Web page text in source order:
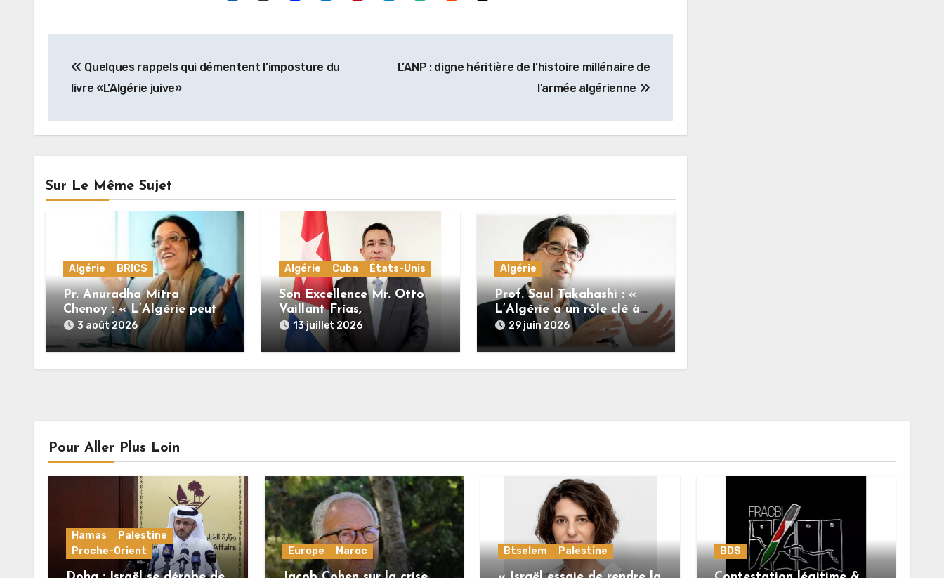
de
Quelques rappels qui démentent l’imposture du
livre «L’Algérie juive»
L’ANP : digne héritière de l’histoire millénaire de
l’armée algérienne
Sur Le Même Sujet
Algérie BRICS
Pr. Anuradha Mitra
Chenoy : « L’Algérie peut
devenir une voix majeure
du Sud Global »
3 août 2026
Algérie Cuba États-Unis
Son Excellence Mr. Otto
Vaillant Frías,
Ambassadeur de Cuba en
France : « Cuba et
l’Algérie sont unies par
une histoire commune de
13 juillet 2026
Algérie
Prof. Saul Takahashi : «
L’Algérie a un rôle clé à
jouer pour l’édification
d’un nouvel ordre
international plus juste »
29 juin 2026
Pour Aller Plus Loin
Hamas
Palestine
Proche-Orient
Europe Maroc Btselem Palestine BDS